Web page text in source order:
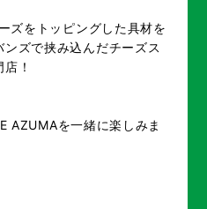
ズをトッピングした具材を
ズで挟み込んだチーズス
！
AZUMAを一緒に楽しみま